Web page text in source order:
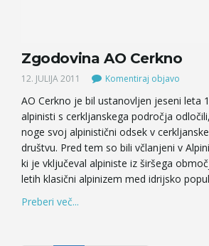
Zgodovina AO Cerkno
12. JULIJA 2011 Komentiraj objavo
AO Cerkno je bil ustanovljen jeseni leta
alpinisti s cerkljanskega področja
noge svoj alpinistični odsek v
društvu. Pred tem so bili včlanjeni v
ki je vključeval alpiniste iz širšega
letih klasični alpinizem med idrijsko
Preberi več...